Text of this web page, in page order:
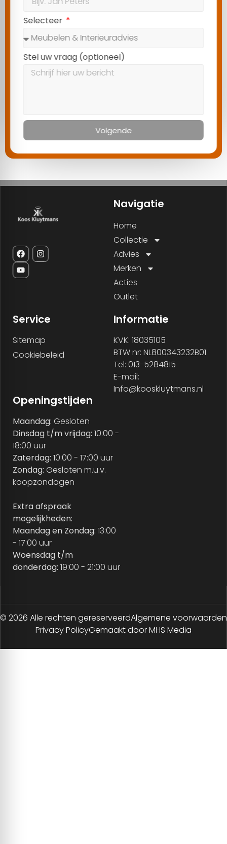
Selecteer
Stel uw vraag (optioneel)
Volgende
Navigatie
Home
Collectie
Advies
Merken
Acties
Outlet
Service
Sitemap
Cookiebeleid
Informatie
KVK: 18035105
BTW nr: NL800343232B01
Tel: 013-5284815
E-mail:
Info@kooskluytmans.nl
Openingstijden
Maandag: Gesloten
Dinsdag t/m vrijdag: 10:00 -
18:00 uur
Zaterdag: 10:00 - 17:00 uur
Zondag: Gesloten m.u.v.
koopzondagen
Extra afspraak
mogelijkheden:
Maandag en Zondag: 13:00
- 17:00 uur
Woensdag t/m
donderdag: 19:00 - 21:00 uur
© 2026 Alle rechten gereserveerdAlgemene voorwaarden
Privacy PolicyGemaakt door MHS Media